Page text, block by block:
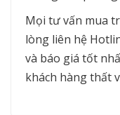
Mọi tư vấn mua
lòng liên hệ
và báo giá tốt
khách hàng thất